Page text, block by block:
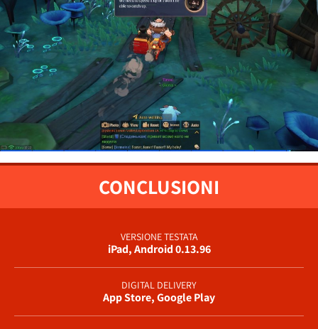
CONCLUSIONI
VERSIONE TESTATA
iPad, Android 0.13.96
DIGITAL DELIVERY
App Store, Google Play